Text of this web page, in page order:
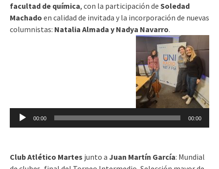
facultad de química, con la participación de Soledad
Machado en calidad de invitada y la incorporación de nuevas
columnistas: Natalia Almada y Nadya Navarro.
00:00 00:00
Club Atlético Martes junto a Juan Martín García: Mundial